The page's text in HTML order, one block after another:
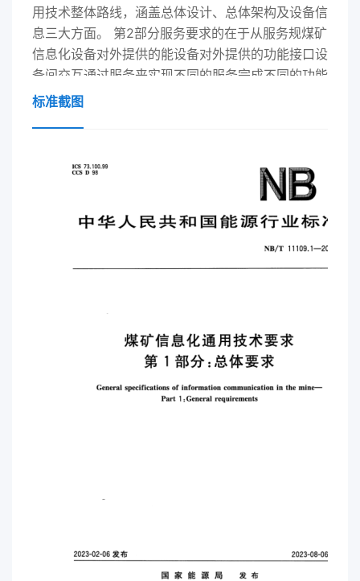
用技术整体路线，涵盖总体设计、总体架构及设备信
息三大方面。 第2部分服务要求的在于从服务规煤矿
信息化设备对外提供的能设备对外提供的功能接口设
备间交互通过服务来实现不同的服务完成不同的功能
等。 第3部分设备发现。目在于规接人生产或管网络
联网架构中不同层次内及层次间连接通路的逻辑抽
象、管理机制及映射关系模型。 第6 部分报文格
式。目的在于从实现细节层面将设备各类数据各类服
务安全加解密方式等信息以传输报文的形式星现出来
以期在技术实现层面指导产业推广与落地。 第7部分
标准截图